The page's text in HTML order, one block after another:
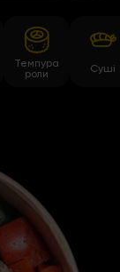
Темпура
роли
Суші